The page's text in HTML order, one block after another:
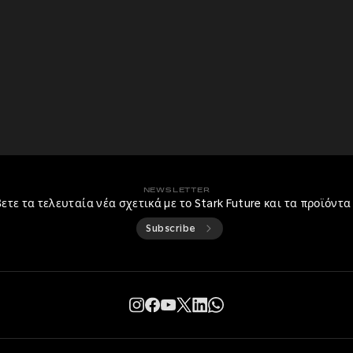
NEWSLETTER
τα τελευταία νέα σχετικά με το Stark Future και τα
Subscribe